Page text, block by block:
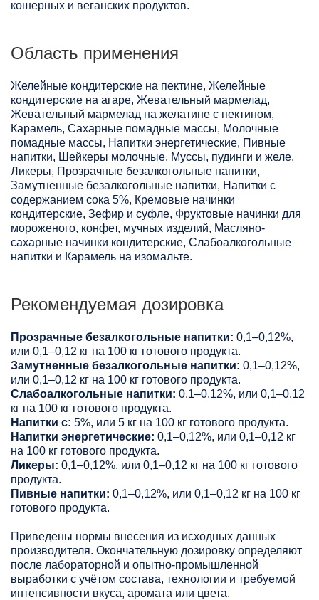
кошерных и веганских продуктов.
Область применения
Желейные кондитерские на пектине, Желейные
кондитерские на агаре, Жевательный мармелад,
Жевательный мармелад на желатине с пектином,
Карамель, Сахарные помадные массы, Молочные
помадные массы, Напитки энергетические, Пивные
напитки, Шейкеры молочные, Муссы, пудинги и желе,
Ликеры, Прозрачные безалкогольные напитки,
Замутненные безалкогольные напитки, Напитки с
содержанием сока 5%, Кремовые начинки
кондитерские, Зефир и суфле, Фруктовые начинки для
мороженого, конфет, мучных изделий, Масляно-
сахарные начинки кондитерские, Слабоалкогольные
напитки и Карамель на изомальте.
Рекомендуемая дозировка
Прозрачные безалкогольные напитки: 0,1–0,12%,
или 0,1–0,12 кг на 100 кг готового продукта.
Замутненные безалкогольные напитки: 0,1–0,12%,
или 0,1–0,12 кг на 100 кг готового продукта.
Слабоалкогольные напитки: 0,1–0,12%, или 0,1–0,12
кг на 100 кг готового продукта.
Напитки с: 5%, или 5 кг на 100 кг готового продукта.
Напитки энергетические: 0,1–0,12%, или 0,1–0,12 кг
на 100 кг готового продукта.
Ликеры: 0,1–0,12%, или 0,1–0,12 кг на 100 кг готового
продукта.
Пивные напитки: 0,1–0,12%, или 0,1–0,12 кг на 100 кг
готового продукта.
Приведены нормы внесения из исходных данных
производителя. Окончательную дозировку определяют
после лабораторной и опытно-промышленной
выработки с учётом состава, технологии и требуемой
интенсивности вкуса, аромата или цвета.